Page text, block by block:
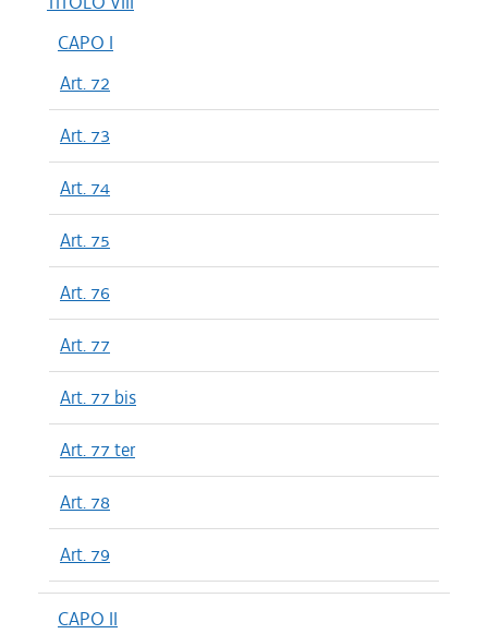
CAPO I
Art. 72
Art. 73
Art. 74
Art. 75
Art. 76
Art. 77
Art. 77 bis
Art. 77 ter
Art. 78
Art. 79
CAPO II